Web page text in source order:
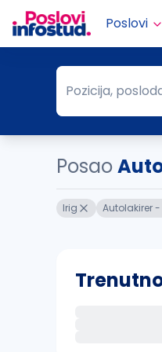
Poslovi
Pozicija,
Pozicija,
Posao
Irig Autolakirer